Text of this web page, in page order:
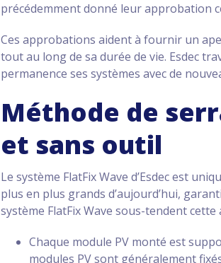
précédemment donné leur approbation
Ces approbations aident à fournir un
tout au long de sa durée de vie. Esdec
permanence ses systèmes avec de
Méthode de
et sans outil
Le système FlatFix Wave d’Esdec est
plus en plus grands d’aujourd’hui,
système FlatFix Wave sous-tendent
Chaque module PV monté est
modules PV sont généralement